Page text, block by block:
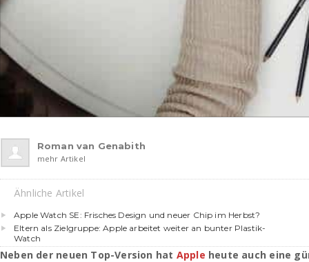
Roman van Genabith
mehr Artikel
Ähnliche Artikel
Apple Watch SE: Frisches Design und neuer Chip im Herbst?
Eltern als Zielgruppe: Apple arbeitet weiter an bunter Plastik-
Watch
Neben der neuen Top-Version hat Apple heute auch eine